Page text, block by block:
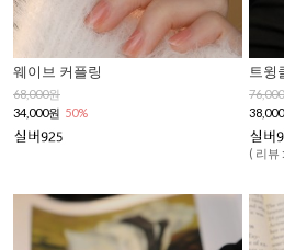
웨이브 커플링
68,000원
34,000원 50%
트윙
( 리뷰